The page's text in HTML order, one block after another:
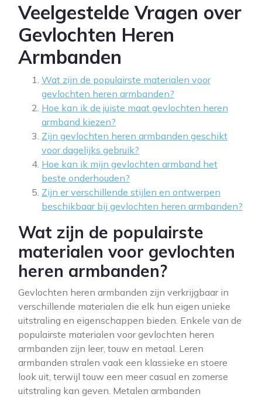
Veelgestelde Vragen over
Gevlochten Heren
Armbanden
Wat zijn de populairste materialen voor
gevlochten heren armbanden?
Hoe kan ik de juiste maat gevlochten heren
armband kiezen?
Zijn gevlochten heren armbanden geschikt
voor dagelijks gebruik?
Hoe kan ik mijn gevlochten armband het
beste onderhouden?
Zijn er verschillende stijlen en ontwerpen
beschikbaar bij gevlochten heren armbanden?
Wat zijn de populairste
materialen voor gevlochten
heren armbanden?
Gevlochten heren armbanden zijn verkrijgbaar in
verschillende materialen die elk hun eigen unieke
uitstraling en eigenschappen bieden. Enkele van de
populairste materialen voor gevlochten heren
armbanden zijn leer, touw en metaal. Leren
armbanden stralen vaak een klassieke en stoere
look uit, terwijl touw een meer casual en zomerse
uitstraling kan geven. Metalen armbanden